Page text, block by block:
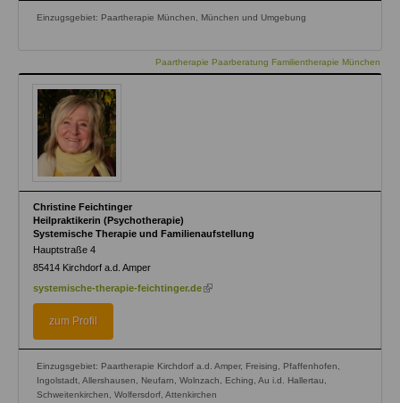
Einzugsgebiet: Paartherapie München, München und Umgebung
Paartherapie Paarberatung Familientherapie München
Christine Feichtinger
Heilpraktikerin (Psychotherapie)
Systemische Therapie und Familienaufstellung
Hauptstraße 4
85414 Kirchdorf a.d. Amper
systemische-therapie-feichtinger.de (link
zum Profil
Einzugsgebiet: Paartherapie Kirchdorf a.d. Amper, Freising, Pfaffenhofen,
Ingolstadt, Allershausen, Neufarn, Wolnzach, Eching, Au i.d. Hallertau,
Schweitenkirchen, Wolfersdorf, Attenkirchen